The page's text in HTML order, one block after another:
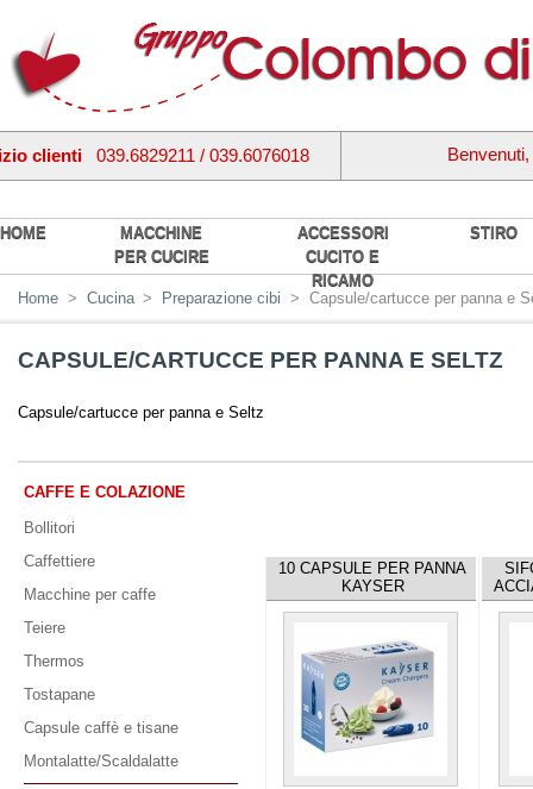
HOME
MACCHINE
PER CUCIRE
ACCESSORI
CUCITO E
RICAMO
STIRO
clienti 039.6829211 / 039.6076018 Benvenuti,
Home > Cucina > Preparazione cibi > Capsule/cartucce per panna e
CAPSULE/CARTUCCE PER PANNA E SELTZ
Capsule/cartucce per panna e Seltz
CAFFE E COLAZIONE
Bollitori
Caffettiere
Macchine per caffe
Teiere
Thermos
Tostapane
Capsule caffè e tisane
Montalatte/Scaldalatte
10 CAPSULE PER PANNA
KAYSER